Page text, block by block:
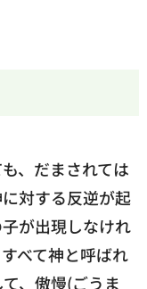
、だまされては
対する反逆が起
が出現しなけれ
べて神と呼ばれ
、傲慢(ごうま